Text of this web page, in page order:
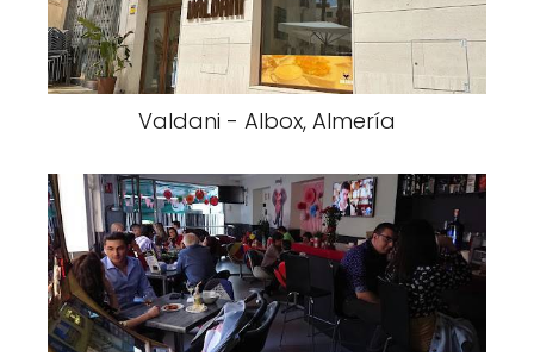
Valdani - Albox, Almería